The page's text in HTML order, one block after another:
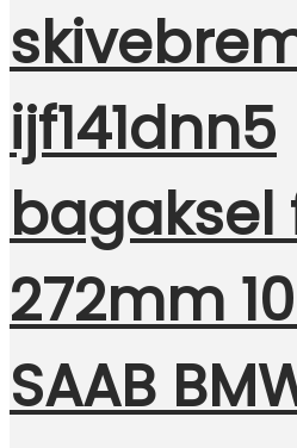
ijf141dnn5
bagaksel
272mm
SAAB